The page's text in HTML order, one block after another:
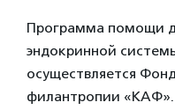
Программа помощи
эндокринной
осуществляется
филантропии